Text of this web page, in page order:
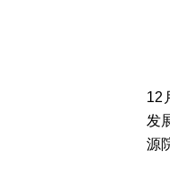
12
发
源